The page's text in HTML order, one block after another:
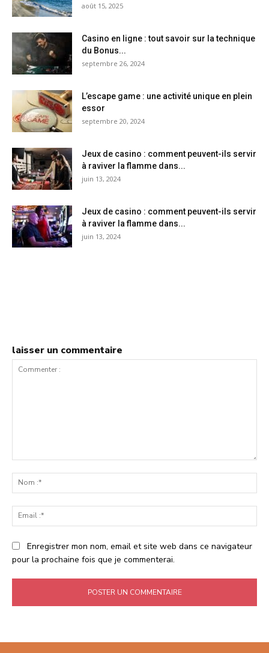
août 15, 2025
Casino en ligne : tout savoir sur la technique
du Bonus...
septembre 26, 2024
L’escape game : une activité unique en plein
essor
septembre 20, 2024
Jeux de casino : comment peuvent-ils servir
à raviver la flamme dans...
juin 13, 2024
Jeux de casino : comment peuvent-ils servir
à raviver la flamme dans...
juin 13, 2024
laisser un commentaire
:*
:*
Enregistrer mon nom, email et site web dans ce navigateur
pour la prochaine fois que je commenterai.